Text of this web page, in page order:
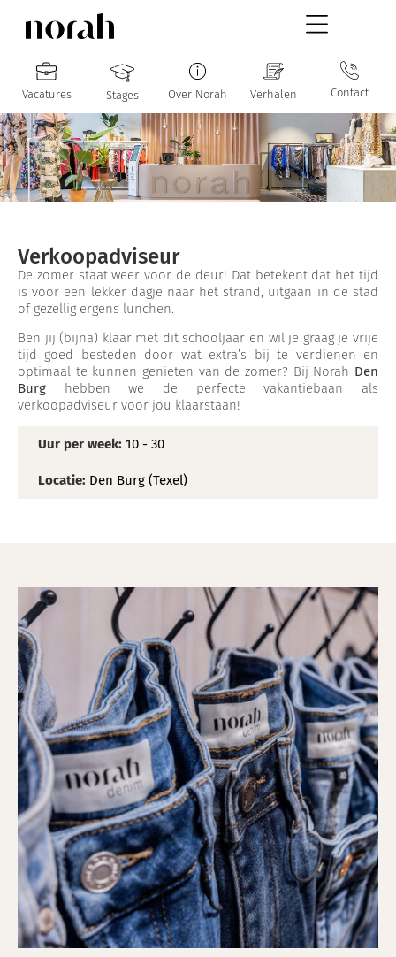
Vacatures Stages Over Norah Verhalen Contact
Verkoopadviseur
De zomer staat weer voor de deur! Dat betekent dat het tijd
is voor een lekker dagje naar het strand, uitgaan in de stad
of gezellig ergens lunchen.
Ben jij (bijna) klaar met dit schooljaar en wil je graag je vrije
tijd goed besteden door wat extra’s bij te verdienen en
optimaal te kunnen genieten van de zomer? Bij Norah Den
Burg hebben we de perfecte vakantiebaan als
verkoopadviseur voor jou klaarstaan!
Uur per week: 10 - 30
Locatie: Den Burg (Texel)